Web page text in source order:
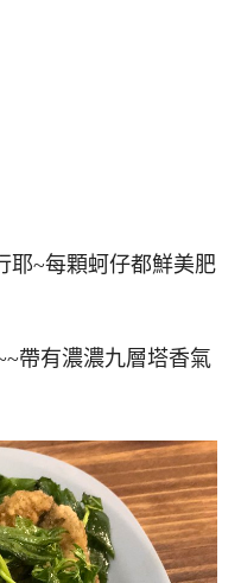
耶~每顆蚵仔都鮮美肥
帶有濃濃九層塔香氣